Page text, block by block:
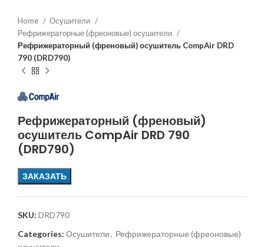
Home
Осушители
Рефрижераторные (фреоновые) осушители
Рефрижераторный (френовый) осушитель CompAir DRD
790 (DRD790)
Рефрижераторный (френовый)
осушитель CompAir DRD 790
(DRD790)
ЗАКАЗАТЬ
SKU: DRD790
Categories: Осушители, Рефрижераторные (фреоновые)